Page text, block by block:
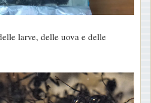
larve, delle uova e delle